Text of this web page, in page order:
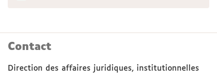
Contact
Direction des affaires juridiques, institutionnelles